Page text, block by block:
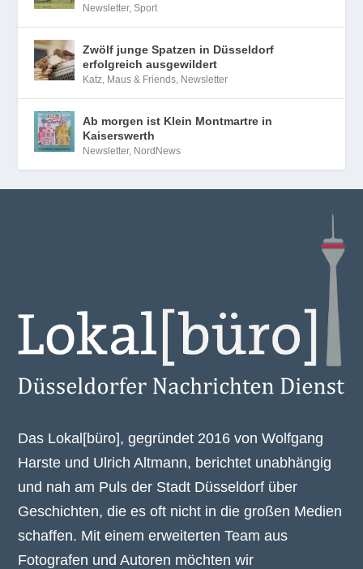
Newsletter,Sport
Zwölf junge Spatzen in Düsseldorf
erfolgreich ausgewildert
Katz, Maus & Friends, Newsletter
Ab morgen ist Klein Montmartre in
Kaiserswerth
Newsletter, NordNews
Das Lokal[büro], gegründet 2016 von Wolfgang
Harste und Ulrich Altmann, berichtet unabhängig
und nah am Puls der Stadt Düsseldorf über
Geschichten, die es oft nicht in die großen Medien
schaffen. Mit einem erweiterten Team aus
Fotografen und Autoren möchten wir